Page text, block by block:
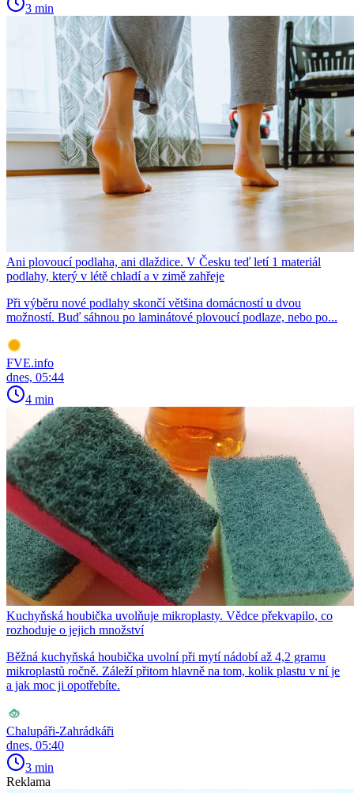
3 min
Ani plovoucí podlaha, ani dlaždice. V Česku teď letí 1 materiál
podlahy, který v létě chladí a v zimě zahřeje
Při výběru nové podlahy skončí většina domácností u dvou
možností. Buď sáhnou po laminátové plovoucí podlaze, nebo po...
FVE.info
dnes, 05:44
4 min
Kuchyňská houbička uvolňuje mikroplasty. Vědce překvapilo, co
rozhoduje o jejich množství
Běžná kuchyňská houbička uvolní při mytí nádobí až 4,2 gramu
mikroplastů ročně. Záleží přitom hlavně na tom, kolik plastu v ní je
a jak moc ji opotřebíte.
Chalupáři-Zahrádkáři
dnes, 05:40
3 min
Reklama